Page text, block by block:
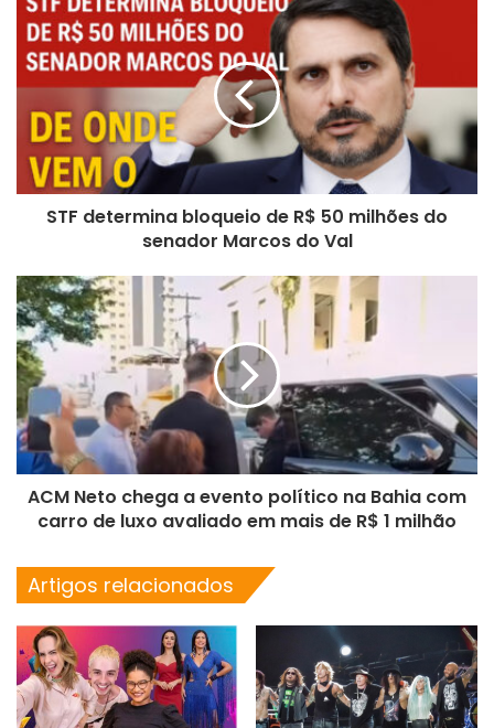
STF determina bloqueio de R$ 50 milhões do
senador Marcos do Val
ACM Neto chega a evento político na Bahia com
carro de luxo avaliado em mais de R$ 1 milhão
Artigos relacionados